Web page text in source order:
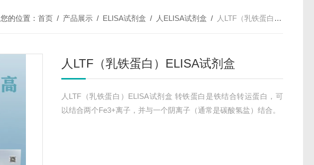
您的位置：首页 / 产品展示 / ELISA试剂盒 / 人ELISA试剂盒 / 人LTF（乳铁蛋白）ELISA试剂盒
人LTF（乳铁蛋白）ELISA试剂盒
人LTF（乳铁蛋白）ELISA试剂盒 转铁蛋白是铁结合转运蛋白，可
以结合两个Fe3+离子，并与一个阴离子（通常是碳酸氢盐）结合。